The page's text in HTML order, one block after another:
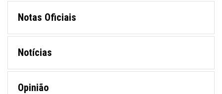
Notas Oficiais
Notícias
Opinião